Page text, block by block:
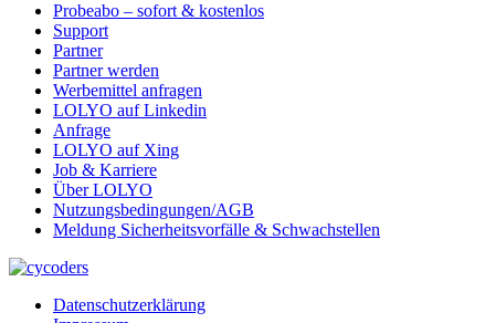
Probeabo – sofort & kostenlos
Support
Partner
Partner werden
Werbemittel anfragen
LOLYO auf Linkedin
Anfrage
LOLYO auf Xing
Job & Karriere
Über LOLYO
Nutzungsbedingungen/AGB
Meldung Sicherheitsvorfälle & Schwachstellen
Datenschutzerklärung